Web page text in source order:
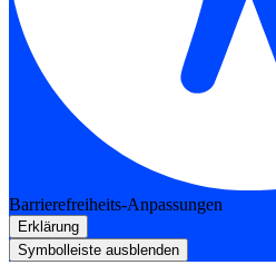
Barrierefreiheits-Anpassungen
Erklärung
Symbolleiste ausblenden